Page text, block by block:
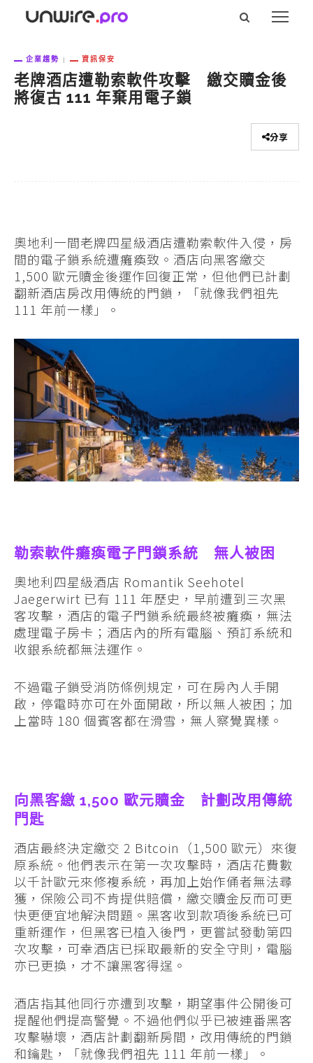
企業趨勢 資訊保安
老牌酒店遭勒索軟件攻擊 繳交贖金後
將復古 111 年棄用電子鎖
分享
奧地利一間老牌四星級酒店遭勒索軟件入侵，房
間的電子鎖系統遭癱瘓致。酒店向黑客繳交
1,500 歐元贖金後運作回復正常，但他們已計劃
翻新酒店房改用傳統的門鎖，「就像我們祖先
111 年前一樣」。
勒索軟件癱瘓電子門鎖系統 無人被困
奧地利四星級酒店 Romantik Seehotel
Jaegerwirt 已有 111 年歷史，早前遭到三次黑
客攻擊，酒店的電子門鎖系統最終被癱瘓，無法
處理電子房卡；酒店內的所有電腦、預訂系統和
收銀系統都無法運作。
不過電子鎖受消防條例規定，可在房內人手開
啟，停電時亦可在外面開啟，所以無人被困；加
上當時 180 個賓客都在滑雪，無人察覺異樣。
向黑客繳 1,500 歐元贖金 計劃改用傳統
門匙
酒店最終決定繳交 2 Bitcoin（1,500 歐元）來復
原系統。他們表示在第一次攻擊時，酒店花費數
以千計歐元來修複系統，再加上始作俑者無法尋
獲，保險公司不肯提供賠償，繳交贖金反而可更
快更便宜地解決問題。黑客收到款項後系統已可
重新運作，但黑客已植入後門，更嘗試發動第四
次攻擊，可幸酒店已採取最新的安全守則，電腦
亦已更換，才不讓黑客得逞。
酒店指其他同行亦遭到攻擊，期望事件公開後可
提醒他們提高警覺。不過他們似乎已被連番黑客
攻擊嚇壞，酒店計劃翻新房間，改用傳統的門鎖
和鑰匙，「就像我們祖先 111 年前一樣」。